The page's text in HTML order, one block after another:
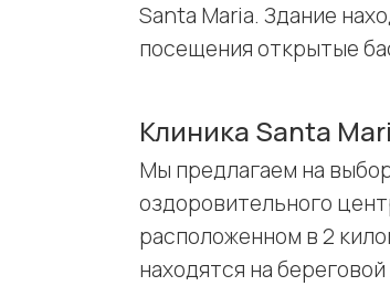
Santa Maria. Здание
посещения открытые
Клиника Santa
Мы предлагаем на
оздоровительного
расположенном в 2
находятся на